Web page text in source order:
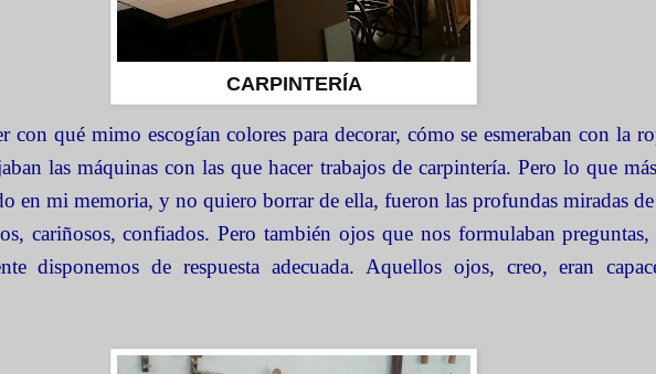
CARPINTERÍA
con qué mimo escogían colores para decorar, cómo se esmeraban con la
las máquinas con las que hacer trabajos de carpintería. Pero lo que
en mi memoria, y no quiero borrar de ella, fueron las profundas miradas
cariñosos, confiados. Pero también ojos que nos formulaban preguntas,
disponemos de respuesta adecuada. Aquellos ojos, creo, eran